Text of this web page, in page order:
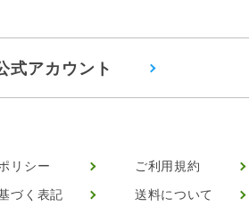
式アカウント
リシー
づく表記
ご利用規約
送料について